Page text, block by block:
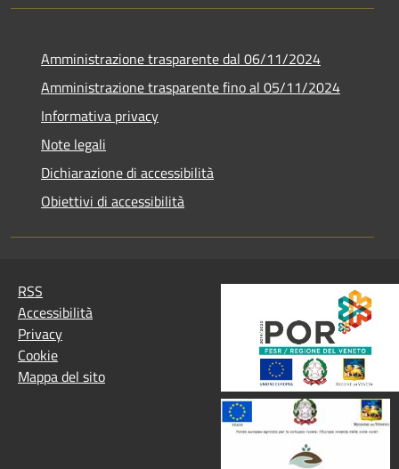
Amministrazione trasparente dal 06/11/2024
Amministrazione trasparente fino al 05/11/2024
Informativa privacy
Note legali
Dichiarazione di accessibilità
Obiettivi di accessibilità
RSS
Accessibilità
Privacy
Cookie
Mappa del sito